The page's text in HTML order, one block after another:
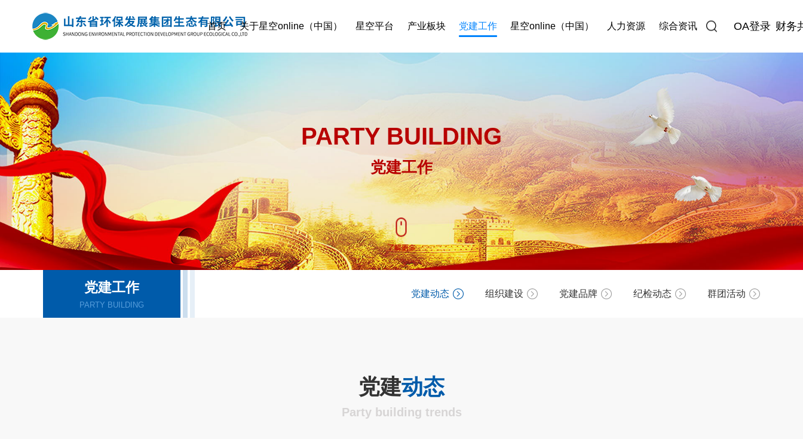
首页 关于星空online（中国） 星空平台 产业板块 党建工作 星空online（中国） 人力资源 综合资讯 OA登录 财务
PARTY BUILDING
党建工作
党建工作
PARTY BUILDING
党建动态 组织建设 党建品牌 纪检动态 群团活动
党建动态
Party building trends